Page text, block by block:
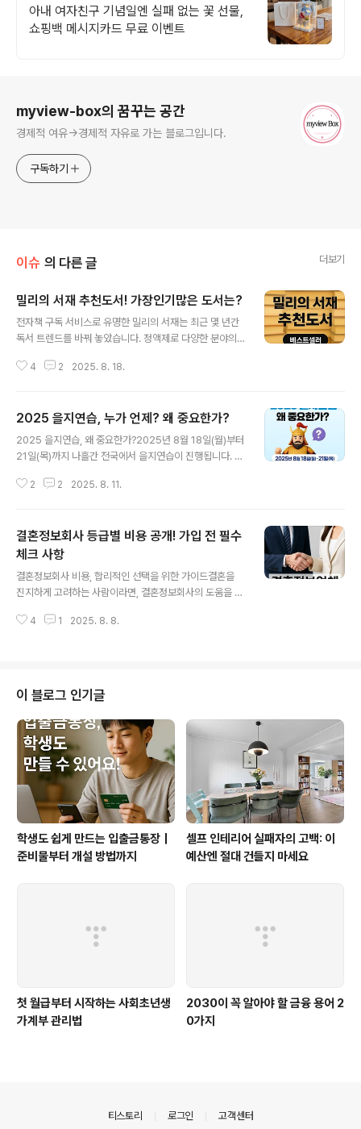
아내 여자친구 기념일엔 실패 없는 꽃 선물,
쇼핑백 메시지카드 무료 이벤트
myview-box의 꿈꾸는 공간
경제적 여유->경제적 자유로 가는 블로그입니다.
구독하기
이슈 의 다른 글 더보기
밀리의 서재 추천도서! 가장인기많은 도서는?
전자책 구독 서비스로 유명한 밀리의 서재는 최근 몇 년간
독서 트렌드를 바꿔 놓았습니다. 정액제로 다양한 분야의
들에게 특히 인기가 높습니다. 2025년 현재, 밀리의 서재
연령대와 관심사에 따라 베스트셀러 순위가 달라지고 있습
니다.목차자기계발서소설분야에세이 자기계발서가장 눈에
띄는 분야는 자기계발서입니다. 특히 최근에는 ‘자기 효능
밀리의 서재 인기 도서 중 하나로는 꾸준히 독자들에게 사
4 2 2025. 8. 18.
2025 을지연습, 누가 언제? 왜 중요한가?
2025 을지연습, 왜 중요한가?2025년 8월 18일(월)부터
21일(목)까지 나흘간 전국에서 을지연습이 진행됩니다. 을
황에서 국민의 생명과 재산을 지키기 위한 비상대비 훈련
련은 사이버 공격 대응, 테러 대비, 전시 동원 등 다양한 상
황을 가정하여 진행됩니다. 특히 최근 디지털 환경에서 사
이버 위협이 증가하고 있는 만큼, 관련 모의 훈련 비중이 확
대되었습니다. 누가 참여하나요?을지연습은 군인이나 공
무원뿐만 아니라 모든 국민이 함께하는 훈련입니다. 가정,
직장, 학교, 공공기관에서 각자의 위치에서 참여해 비상 상
2 2 2025. 8. 11.
결혼정보회사 등급별 비용 공개! 가입 전 필수
체크 사항
결혼정보회사 비용, 합리적인 선택을 위한 가이드결혼을
진지하게 고려하는 사람이라면, 결혼정보회사의 도움을 받
많은 예비 가입자들이 가장 먼저 고민하는 부분은 바로 결
용 구조는 단순하지 않습니다. 일반적으로는 기본 가입비,
등급별 비용, 성혼 시 발생하는 성혼비, 그리고 일부 업체의
경우에는 컨설팅 비용까지 추가됩니다. 문제는 이런 비용
이 업체마다 매우 큰 차이를 보인다는 점입니다. 어떤 회사
는 100만 원대의 기본비용으로 서비스를 제공하는 반면,
유명 브랜드나 고소득층 전문 업체의 경..
4 1 2025. 8. 8.
이 블로그 인기글
학생도 쉽게 만드는 입출금통장｜
준비물부터 개설 방법까지
셀프 인테리어 실패자의 고백: 이
예산엔 절대 건들지 마세요
첫 월급부터 시작하는 사회초년생
가계부 관리법
2030이 꼭 알아야 할 금융 용어 2
0가지
티스토리 로그인 고객센터